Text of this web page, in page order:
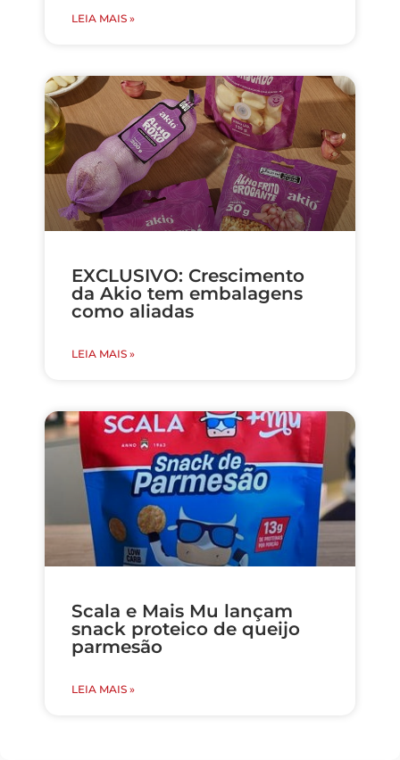
LEIA MAIS »
EXCLUSIVO: Crescimento
da Akio tem embalagens
como aliadas
LEIA MAIS »
Scala e Mais Mu lançam
snack proteico de queijo
parmesão
LEIA MAIS »